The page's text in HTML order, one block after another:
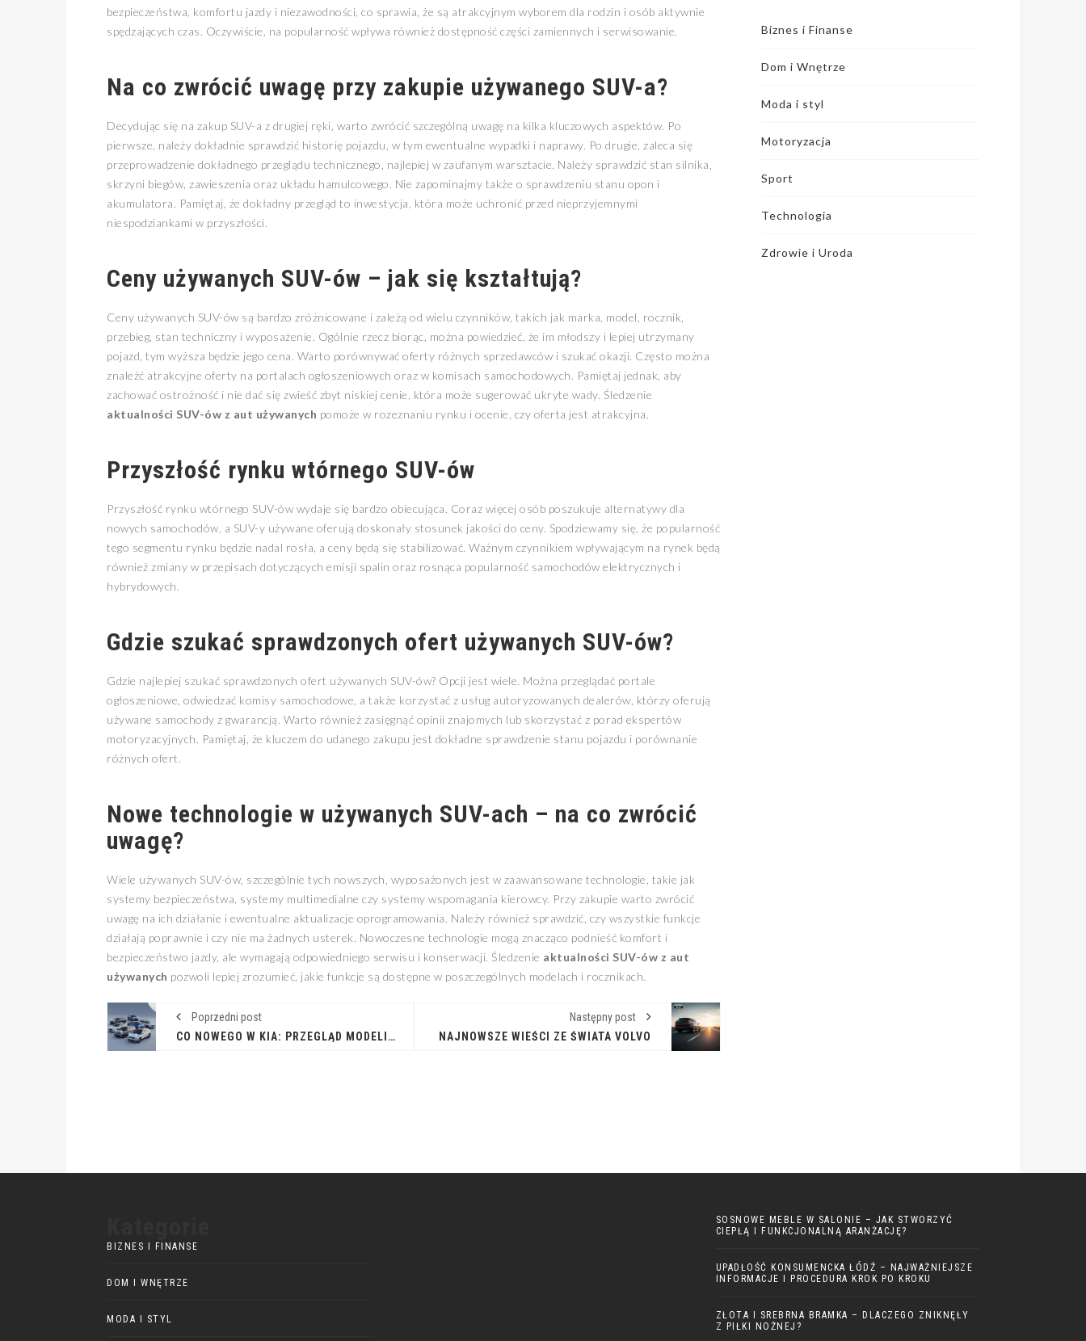
bezpieczeństwa, komfortu jazdy i niezawodności, co sprawia, że są atrakcyjnym wyborem dla rodzin i osób aktywnie
spędzających czas. Oczywiście, na popularność wpływa również dostępność części zamiennych i serwisowanie.
Na co zwrócić uwagę przy zakupie używanego SUV-a?
Decydując się na zakup SUV-a z drugiej ręki, warto zwrócić szczególną uwagę na kilka kluczowych aspektów. Po
pierwsze, należy dokładnie sprawdzić historię pojazdu, w tym ewentualne wypadki i naprawy. Po drugie, zaleca się
przeprowadzenie dokładnego przeglądu technicznego, najlepiej w zaufanym warsztacie. Należy sprawdzić stan silnika,
skrzyni biegów, zawieszenia oraz układu hamulcowego. Nie zapominajmy także o sprawdzeniu stanu opon i
akumulatora. Pamiętaj, że dokładny przegląd to inwestycja, która może uchronić przed nieprzyjemnymi
niespodziankami w przyszłości.
Ceny używanych SUV-ów – jak się kształtują?
Ceny używanych SUV-ów są bardzo zróżnicowane i zależą od wielu czynników, takich jak marka, model, rocznik,
przebieg, stan techniczny i wyposażenie. Ogólnie rzecz biorąc, można powiedzieć, że im młodszy i lepiej utrzymany
pojazd, tym wyższa będzie jego cena. Warto porównywać oferty różnych sprzedawców i szukać okazji. Często można
znaleźć atrakcyjne oferty na portalach ogłoszeniowych oraz w komisach samochodowych. Pamiętaj jednak, aby
zachować ostrożność i nie dać się zwieść zbyt niskiej cenie, która może sugerować ukryte wady. Śledzenie
aktualności SUV-ów z aut używanych pomoże w rozeznaniu rynku i ocenie, czy oferta jest atrakcyjna.
Przyszłość rynku wtórnego SUV-ów
Przyszłość rynku wtórnego SUV-ów wydaje się bardzo obiecująca. Coraz więcej osób poszukuje alternatywy dla
nowych samochodów, a SUV-y używane oferują doskonały stosunek jakości do ceny. Spodziewamy się, że popularność
tego segmentu rynku będzie nadal rosła, a ceny będą się stabilizować. Ważnym czynnikiem wpływającym na rynek będą
również zmiany w przepisach dotyczących emisji spalin oraz rosnąca popularność samochodów elektrycznych i
hybrydowych.
Gdzie szukać sprawdzonych ofert używanych SUV-ów?
Gdzie najlepiej szukać sprawdzonych ofert używanych SUV-ów? Opcji jest wiele. Można przeglądać portale
ogłoszeniowe, odwiedzać komisy samochodowe, a także korzystać z usług autoryzowanych dealerów, którzy oferują
używane samochody z gwarancją. Warto również zasięgnąć opinii znajomych lub skorzystać z porad ekspertów
motoryzacyjnych. Pamiętaj, że kluczem do udanego zakupu jest dokładne sprawdzenie stanu pojazdu i porównanie
różnych ofert.
Nowe technologie w używanych SUV-ach – na co zwrócić
uwagę?
Wiele używanych SUV-ów, szczególnie tych nowszych, wyposażonych jest w zaawansowane technologie, takie jak
systemy bezpieczeństwa, systemy multimedialne czy systemy wspomagania kierowcy. Przy zakupie warto zwrócić
uwagę na ich działanie i ewentualne aktualizacje oprogramowania. Należy również sprawdzić, czy wszystkie funkcje
działają poprawnie i czy nie ma żadnych usterek. Nowoczesne technologie mogą znacząco podnieść komfort i
bezpieczeństwo jazdy, ale wymagają odpowiedniego serwisu i konserwacji. Śledzenie aktualności SUV-ów z aut
używanych pozwoli lepiej zrozumieć, jakie funkcje są dostępne w poszczególnych modelach i rocznikach.
Poprzedni post
CO NOWEGO W KIA: PRZEGLĄD MODELI I INNOWACJI NA ROK 2025
Następny post
NAJNOWSZE WIEŚCI ZE ŚWIATA VOLVO
Biznes i Finanse
Dom i Wnętrze
Moda i styl
Motoryzacja
Sport
Technologia
Zdrowie i Uroda
BIZNES I FINANSE
DOM I WNĘTRZE
MODA I STYL
SOSNOWE MEBLE W SALONIE – JAK STWORZYĆ
CIEPŁĄ I FUNKCJONALNĄ ARANŻACJĘ?
UPADŁOŚĆ KONSUMENCKA ŁÓDŹ – NAJWAŻNIEJSZE
INFORMACJE I PROCEDURA KROK PO KROKU
ZŁOTA I SREBRNA BRAMKA – DLACZEGO ZNIKNĘŁY
Z PIŁKI NOŻNEJ?